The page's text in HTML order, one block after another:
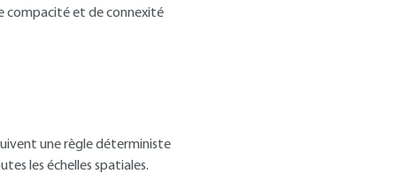
compacité et de connexité
une règle déterministe
les échelles spatiales.